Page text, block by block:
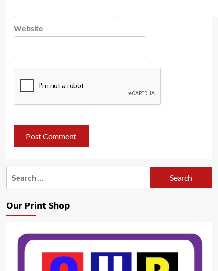
Website
Our Print Shop